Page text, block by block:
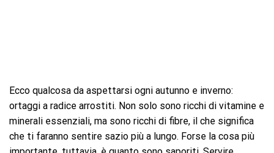
Ecco qualcosa da aspettarsi ogni autunno e inverno:
ortaggi a radice arrostiti. Non solo sono ricchi di vitamine e
minerali essenziali, ma sono ricchi di fibre, il che significa
che ti faranno sentire sazio più a lungo. Forse la cosa più